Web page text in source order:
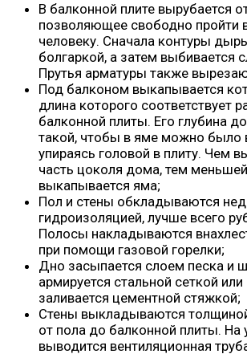
В балконной плите вырубается
позволяющее свободно пройти
человеку. Сначала контуры
болгаркой, а затем выбивается
Прутья арматуры также
Под балконом выкапывается
длина которого соответствует
балконной плиты. Его глубина
такой, чтобы в яме можно было
упираясь головой в плиту. Чем
часть цоколя дома, тем
выкапывается яма;
Пол и стены обкладываются
гидроизоляцией, лучше всего
Полосы накладываются
при помощи газовой горелки;
Дно засыпается слоем песка и
армируется стальной сеткой или
заливается цементной стяжкой;
Стены выкладываются
от пола до балконной плиты. На
выводится вентиляционная